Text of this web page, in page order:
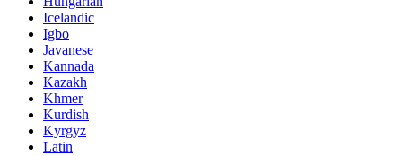
Icelandic
Igbo
Javanese
Kannada
Kazakh
Khmer
Kurdish
Kyrgyz
Latin